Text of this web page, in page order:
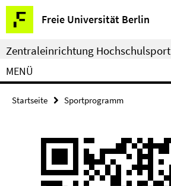
Springe
direkt
zu
Inhalt
Freie Universität Berlin
Service-
Navigation
Zentraleinrichtung Hochschulsport
MENÜ
Startseite Sportprogramm